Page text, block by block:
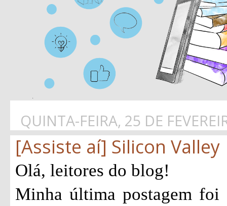
QUINTA-FEIRA, 25 DE
[Assiste aí] Silicon Valley
Olá, leitores do blog!
Minha última postagem